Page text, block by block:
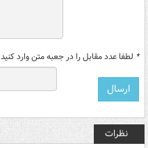
* لطفا عدد مقابل را در جعبه متن وارد کنید
نظرات